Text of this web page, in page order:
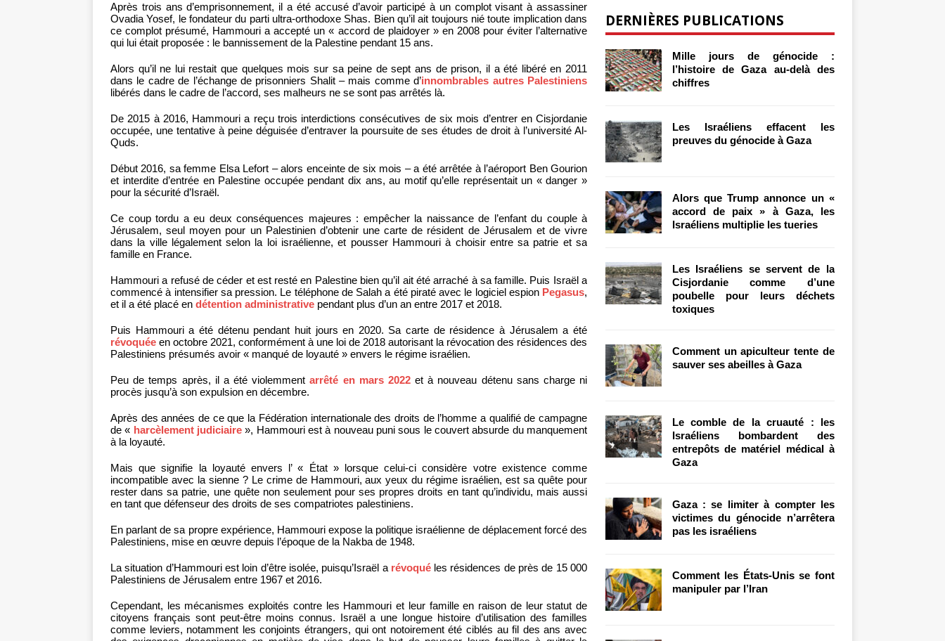
Après trois ans d’emprisonnement, il a été accusé d’avoir participé à un complot visant à assassiner
Ovadia Yosef, le fondateur du parti ultra-orthodoxe Shas. Bien qu’il ait toujours nié toute implication dans
ce complot présumé, Hammouri a accepté un « accord de plaidoyer » en 2008 pour éviter l’alternative
qui lui était proposée : le bannissement de la Palestine pendant 15 ans.
Alors qu’il ne lui restait que quelques mois sur sa peine de sept ans de prison, il a été libéré en 2011
dans le cadre de l’échange de prisonniers Shalit – mais comme d’innombrables autres Palestiniens
libérés dans le cadre de l’accord, ses malheurs ne se sont pas arrêtés là.
De 2015 à 2016, Hammouri a reçu trois interdictions consécutives de six mois d’entrer en Cisjordanie
occupée, une tentative à peine déguisée d’entraver la poursuite de ses études de droit à l’université Al-
Quds.
Début 2016, sa femme Elsa Lefort – alors enceinte de six mois – a été arrêtée à l’aéroport Ben Gourion
et interdite d’entrée en Palestine occupée pendant dix ans, au motif qu’elle représentait un « danger »
pour la sécurité d’Israël.
Ce coup tordu a eu deux conséquences majeures : empêcher la naissance de l’enfant du couple à
Jérusalem, seul moyen pour un Palestinien d’obtenir une carte de résident de Jérusalem et de vivre
dans la ville légalement selon la loi israélienne, et pousser Hammouri à choisir entre sa patrie et sa
famille en France.
Hammouri a refusé de céder et est resté en Palestine bien qu’il ait été arraché à sa famille. Puis Israël a
commencé à intensifier sa pression. Le téléphone de Salah a été piraté avec le logiciel espion Pegasus,
et il a été placé en détention administrative pendant plus d’un an entre 2017 et 2018.
Puis Hammouri a été détenu pendant huit jours en 2020. Sa carte de résidence à Jérusalem a été
révoquée en octobre 2021, conformément à une loi de 2018 autorisant la révocation des résidences des
Palestiniens présumés avoir « manqué de loyauté » envers le régime israélien.
Peu de temps après, il a été violemmentarrêté en mars 2022et à nouveau détenu sans charge ni
procès jusqu’à son expulsion en décembre.
Après des années de ce que la Fédération internationale des droits de l’homme a qualifié de campagne
de « harcèlement judiciaire », Hammouri est à nouveau puni sous le couvert absurde du manquement
à la loyauté.
Mais que signifie la loyauté envers l’ « État » lorsque celui-ci considère votre existence comme
incompatible avec la sienne ? Le crime de Hammouri, aux yeux du régime israélien, est sa quête pour
rester dans sa patrie, une quête non seulement pour ses propres droits en tant qu’individu, mais aussi
en tant que défenseur des droits de ses compatriotes palestiniens.
En parlant de sa propre expérience, Hammouri expose la politique israélienne de déplacement forcé des
Palestiniens, mise en œuvre depuis l’époque de la Nakba de 1948.
La situation d’Hammouri est loin d’être isolée, puisqu’Israël a révoquéles résidences de près de 15 000
Palestiniens de Jérusalem entre 1967 et 2016.
Cependant, les mécanismes exploités contre les Hammouri et leur famille en raison de leur statut de
citoyens français sont peut-être moins connus. Israël a une longue histoire d’utilisation des familles
comme leviers, notamment les conjoints étrangers, qui ont notoirement été ciblés au fil des ans avec
DERNIÈRES PUBLICATIONS
Mille jours de génocide :
l’histoire de Gaza au-delà des
chiffres
Les Israéliens effacent les
preuves du génocide à Gaza
Alors que Trump annonce un «
accord de paix » à Gaza, les
Israéliens multiplie les tueries
Les Israéliens se servent de la
Cisjordanie comme d’une
poubelle pour leurs déchets
toxiques
Comment un apiculteur tente de
sauver ses abeilles à Gaza
Le comble de la cruauté : les
Israéliens bombardent des
entrepôts de matériel médical à
Gaza
Gaza : se limiter à compter les
victimes du génocide n’arrêtera
pas les israéliens
Comment les États-Unis se font
manipuler par l’Iran